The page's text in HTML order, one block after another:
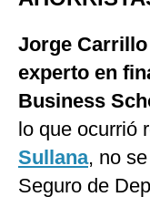
Jorge
experto en
Business
lo que ocurrió
Sullana, no
Seguro de